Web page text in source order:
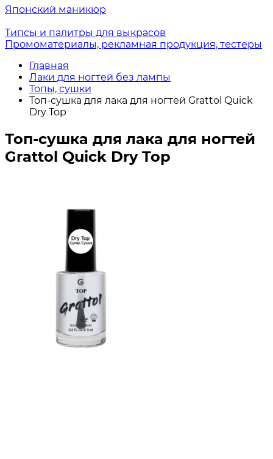
Японский маникюр
Типсы и палитры для выкрасов
Промоматериалы, рекламная продукция, тестеры
Главная
Лаки для ногтей без лампы
Топы, сушки
Топ-сушка для лака для ногтей Grattol Quick
Dry Top
Топ-сушка для лака для ногтей
Grattol Quick Dry Top